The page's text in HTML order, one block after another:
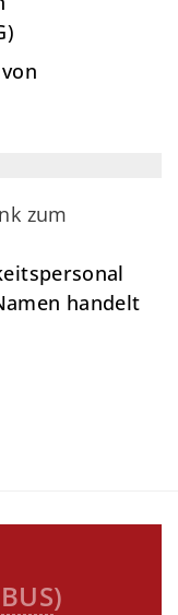
zum
handelt
BUS)